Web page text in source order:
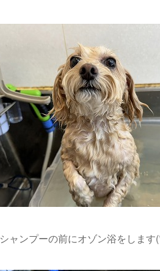
シャンプーの前にオゾン浴をしま